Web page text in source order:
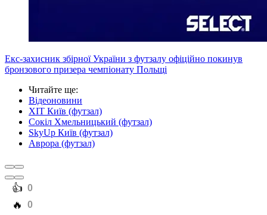
Екс-захисник збірної України з футзалу офіційно покинув
бронзового призера чемпіонату Польщі
Читайте ще:
Відеоновини
ХІТ Київ (футзал)
Сокіл Хмельницький (футзал)
SkyUp Київ (футзал)
Аврора (футзал)
️👍 0
️🔥 0